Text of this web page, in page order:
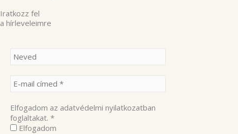
Iratkozz fel
a hírleveleimre
Elfogadom az adatvédelmi nyilatkozatban
foglaltakat.*
Elfogadom